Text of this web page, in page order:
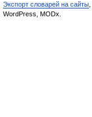
Экспорт словарей на сайты
WordPress, MODx.